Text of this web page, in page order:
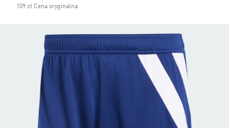
109 zł Cena oryginalna